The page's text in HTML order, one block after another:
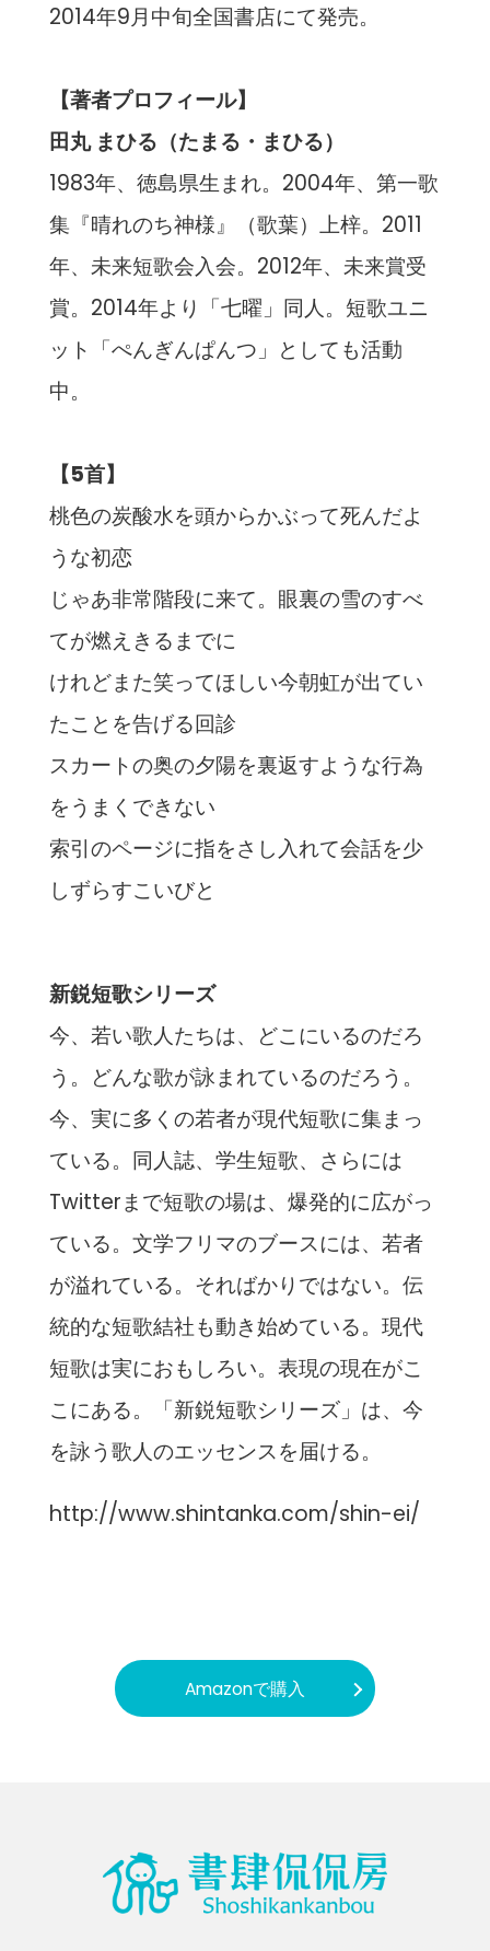
2014年9月中旬全国書店にて発売。
【著者プロフィール】
田丸 まひる（たまる・まひる）
1983年、徳島県生まれ。2004年、第一歌
集『晴れのち神様』（歌葉）上梓。2011
年、未来短歌会入会。2012年、未来賞受
賞。2014年より「七曜」同人。短歌ユニ
ット「ぺんぎんぱんつ」としても活動
中。
【5首】​
桃色の炭酸水を頭からかぶって死んだよ
うな初恋
じゃあ非常階段に来て。眼裏の雪のすべ
てが燃えきるまでに
けれどまた笑ってほしい今朝虹が出てい
たことを告げる回診
スカートの奥の夕陽を裏返すような行為
をうまくできない
索引のページに指をさし入れて会話を少
しずらすこいびと
新鋭短歌シリーズ
今、若い歌人たちは、どこにいるのだろ
う。どんな歌が詠まれているのだろう。
今、実に多くの若者が現代短歌に集まっ
ている。同人誌、学生短歌、さらには
Twitterまで短歌の場は、爆発的に広がっ
ている。文学フリマのブースには、若者
が溢れている。そればかりではない。伝
統的な短歌結社も動き始めている。現代
短歌は実におもしろい。表現の現在がこ
こにある。「新鋭短歌シリーズ」は、今
を詠う歌人のエッセンスを届ける。
http://www.shintanka.com/shin-ei/
Amazonで購入